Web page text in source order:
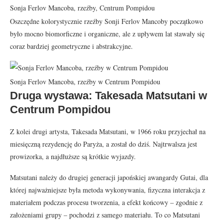
Sonja Ferlov Mancoba, rzeźby, Centrum Pompidou
Oszczędne kolorystycznie rzeźby Sonji Ferlov Mancoby początkowo
było mocno biomorficzne i organiczne, ale z upływem lat stawały się
coraz bardziej geometryczne i abstrakcyjne.
Sonja Ferlov Mancoba, rzeźby w Centrum Pompidou
Druga wystawa: Takesada Matsutani w
Centrum Pompidou
Z kolei drugi artysta, Takesada Matsutani, w 1966 roku przyjechał na
miesięczną rezydencję do Paryża, a został do dziś. Najtrwalsza jest
prowizorka, a najdłuższe są krótkie wyjazdy.
Matsutani należy do drugiej generacji japońskiej awangardy Gutai, dla
której najważniejsze była metoda wykonywania, fizyczna interakcja z
materiałem podczas procesu tworzenia, a efekt końcowy – zgodnie z
założeniami grupy – pochodzi z samego materiału. To co Matsutani